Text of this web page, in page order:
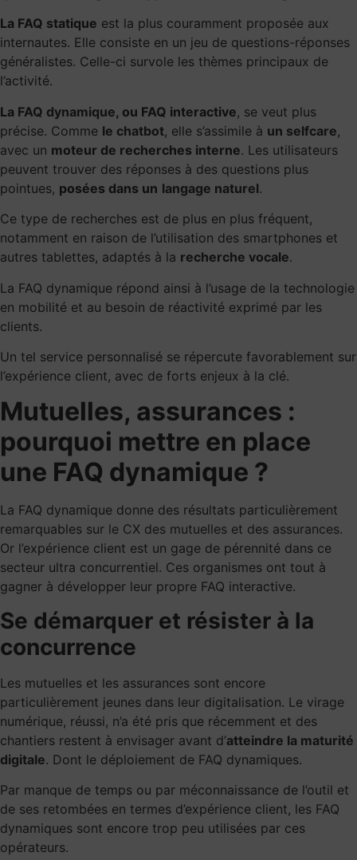
La FAQ statique est la plus couramment proposée aux
internautes. Elle consiste en un jeu de questions-réponses
généralistes. Celle-ci survole les thèmes principaux de
l’activité.
La FAQ dynamique, ou FAQ interactive, se veut plus
précise. Comme le chatbot, elle s’assimile à un selfcare,
avec un moteur de recherches interne. Les utilisateurs
peuvent trouver des réponses à des questions plus
pointues, posées dans un langage naturel.
Ce type de recherches est de plus en plus fréquent,
notamment en raison de l’utilisation des smartphones et
autres tablettes, adaptés à la recherche vocale.
La FAQ dynamique répond ainsi à l’usage de la technologie
en mobilité et au besoin de réactivité exprimé par les
clients.
Un tel service personnalisé se répercute favorablement sur
l’expérience client, avec de forts enjeux à la clé.
Mutuelles, assurances :
pourquoi mettre en place
une FAQ dynamique ?
La FAQ dynamique donne des résultats particulièrement
remarquables sur le CX des mutuelles et des assurances.
Or l’expérience client est un gage de pérennité dans ce
secteur ultra concurrentiel. Ces organismes ont tout à
gagner à développer leur propre FAQ interactive.
Se démarquer et résister à la
concurrence
Les mutuelles et les assurances sont encore
particulièrement jeunes dans leur digitalisation. Le virage
numérique, réussi, n’a été pris que récemment et des
chantiers restent à envisager avant d’atteindre la maturité
digitale. Dont le déploiement de FAQ dynamiques.
Par manque de temps ou par méconnaissance de l’outil et
de ses retombées en termes d’expérience client, les FAQ
dynamiques sont encore trop peu utilisées par ces
opérateurs.